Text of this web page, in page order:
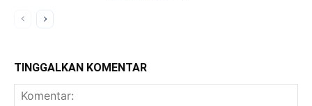
TINGGALKAN KOMENTAR